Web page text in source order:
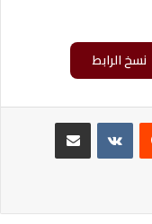
نسخ الرابط